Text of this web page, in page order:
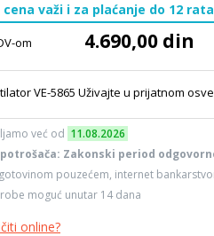
važi i za plaćanje do 12
om 4.690,00 din
VE-5865 Uživajte u prijatnom
već od 11.08.2026
Zakonski period
pouzećem, internet
moguć unutar 14 dana
online?